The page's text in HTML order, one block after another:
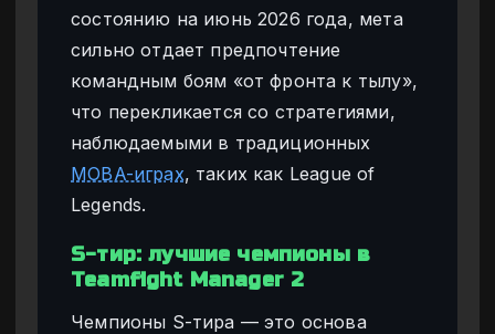
состоянию на июнь 2026 года, мета
сильно отдает предпочтение
командным боям «от фронта к тылу»,
что перекликается со стратегиями,
наблюдаемыми в традиционных
MOBA-играх, таких как League of
Legends.
S-тир: лучшие чемпионы в
Teamfight Manager 2
Чемпионы S-тира — это основа